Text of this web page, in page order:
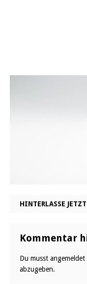
HINTERLASSE
Kommentar
Du musst angemeldet
abzugeben.